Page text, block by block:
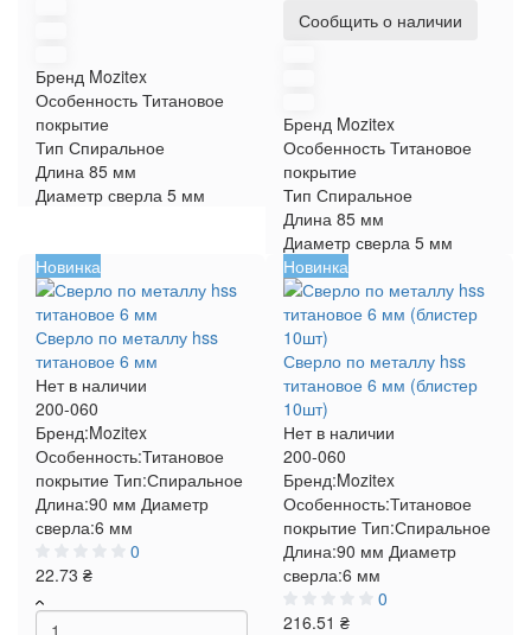
Бренд Mozitex
Особенность Титановое
покрытие
Тип Спиральное
Длина 85 мм
Диаметр сверла 5 мм
Сообщить о наличии
Бренд Mozitex
Особенность Титановое
покрытие
Тип Спиральное
Длина 85 мм
Диаметр сверла 5 мм
Новинка
Сверло по металлу hss
титановое 6 мм
Нет в наличии
200-060
Бренд:Mozitex
Особенность:Титановое
покрытие Тип:Спиральное
Длина:90 мм Диаметр
сверла:6 мм
0
22.73 ₴
Новинка
Сверло по металлу hss
титановое 6 мм (блистер
10шт)
Нет в наличии
200-060
Бренд:Mozitex
Особенность:Титановое
покрытие Тип:Спиральное
Длина:90 мм Диаметр
сверла:6 мм
0
216.51 ₴